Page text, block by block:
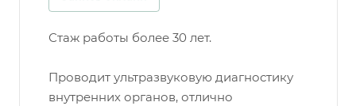
Стаж работы более 30 лет.
Проводит ультразвуковую диагностику
внутренних органов, отлично